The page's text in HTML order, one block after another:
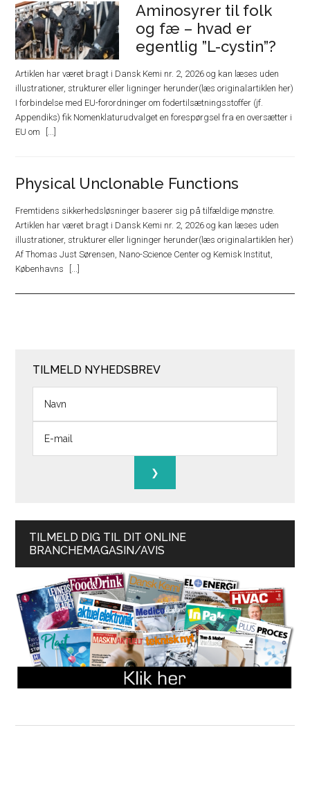
Aminosyrer til folk
og fæ – hvad er
egentlig ”L-cystin”?
Artiklen har været bragt i Dansk Kemi nr. 2, 2026 og kan læses uden
illustrationer, strukturer eller ligninger herunder(læs originalartiklen her)
I forbindelse med EU-forordninger om fodertilsætningsstoffer (jf.
Appendiks) fik Nomenklaturudvalget en forespørgsel fra en oversætter i
EU om
Physical Unclonable Functions
Fremtidens sikkerhedsløsninger baserer sig på tilfældige mønstre.
Artiklen har været bragt i Dansk Kemi nr. 2, 2026 og kan læses uden
illustrationer, strukturer eller ligninger herunder(læs originalartiklen her)
Af Thomas Just Sørensen, Nano-Science Center og Kemisk Institut,
Københavns
TILMELD NYHEDSBREV
TILMELD DIG TIL DIT ONLINE
BRANCHEMAGASIN/AVIS